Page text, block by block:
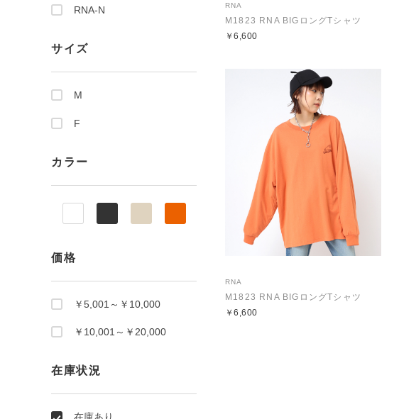
RNA-N
サイズ
M
F
カラー
価格
￥5,001～￥10,000
￥10,001～￥20,000
在庫状況
RNA
M1823 RNA BIGロングTシャツ
￥6,600
RNA
M1823 RNA BIGロングTシャツ
￥6,600